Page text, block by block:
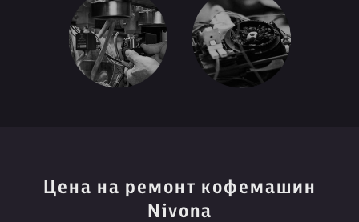
Цена на ремонт кофемашин
Nivona